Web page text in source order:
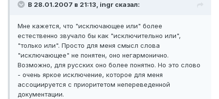
В 28.01.2007 в 21:13, ingr сказал:
Мне кажется, что "исключающее или" более
естественно звучало бы как "исключительно или",
"только или". Просто для меня смысл слова
"исключающее" не понятен, оно негармонично.
Возможно, для русских оно более понятно. Но это слово
- очень яркое исключение, которое для меня
ассоциируется с приоритетом непереведенной
документации.